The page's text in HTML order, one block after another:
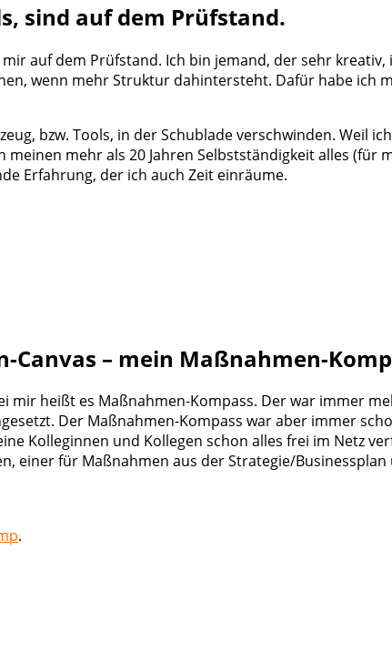
sind auf dem Prüfstand.
auf dem Prüfstand. Ich bin jemand, der sehr
wenn mehr Struktur dahintersteht. Dafür habe ich
bzw. Tools, in der Schublade verschwinden. Weil
mehr als 20 Jahren Selbstständigkeit alles (für
Erfahrung, der ich auch Zeit einräume.
– mein Maßnahmen-
mir heißt es Maßnahmen-Kompass. Der war immer
Der Maßnahmen-Kompass war aber immer
Kolleginnen und Kollegen schon alles frei im Netz
einer für Maßnahmen aus der Strategie/
.